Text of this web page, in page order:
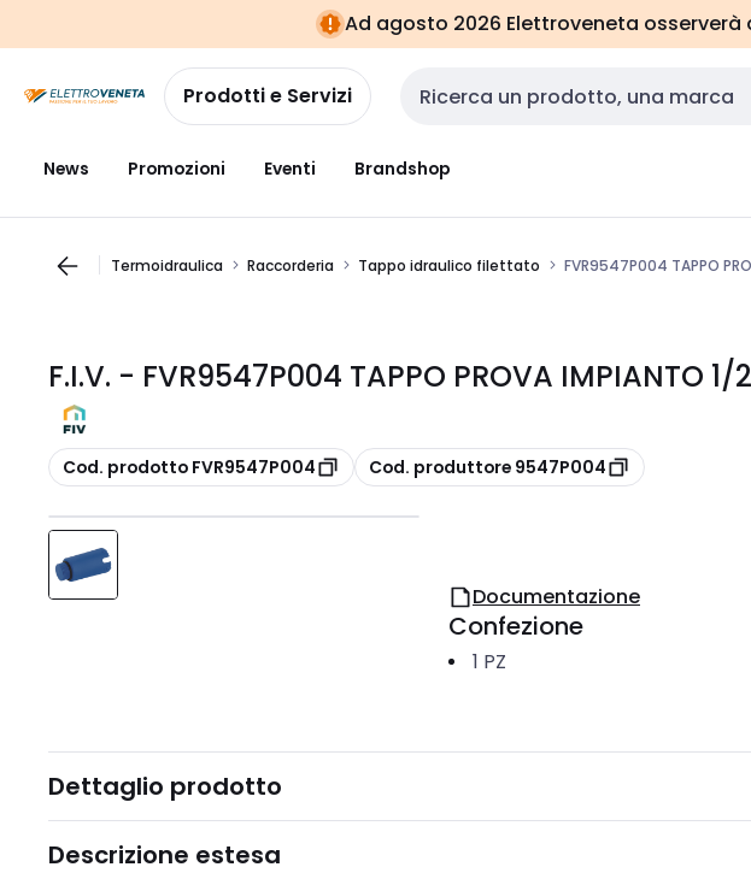
navigazionealla
pagina
Ad agosto 2026 Elettroveneta
Prodotti e Servizi Cerca input
News Promozioni Eventi Brandshop
Termoidraulica Raccorderia Tappo idraulico filettato FVR9547P004 TAPPO
F.I.V. - FVR9547P004 TAPPO PROVA IMPIANTO 1/
copia
Cod. prodotto FVR9547P004 copia
Cod. produttore 9547P004
Documentazione
Confezione
1 PZ
Dettaglio prodotto
Descrizione estesa